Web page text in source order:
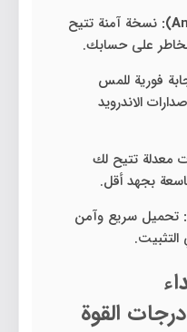
نسخة آمنة تتيح
على حسابك.
فورية للمس
الاندرويد
معدلة تتيح لك
بجهد أقل.
تحميل سريع وآمن
القوة